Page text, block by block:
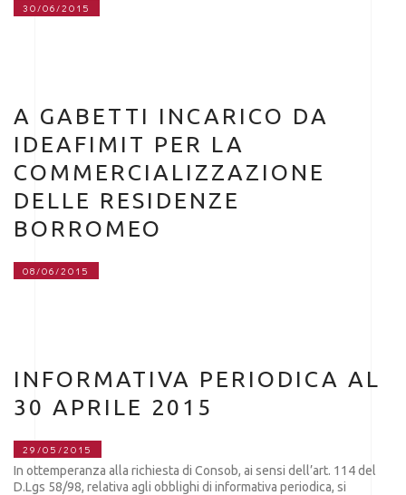
30/06/2015
A GABETTI INCARICO DA
IDEAFIMIT PER LA
COMMERCIALIZZAZIONE
DELLE RESIDENZE
BORROMEO
08/06/2015
INFORMATIVA PERIODICA AL
30 APRILE 2015
29/05/2015
In ottemperanza alla richiesta di Consob, ai sensi dell’art. 114 del
D.Lgs 58/98, relativa agli obblighi di informativa periodica, si